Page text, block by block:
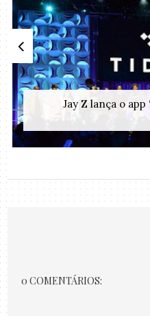
Jay Z lança o app
0 COMENTÁRIOS: